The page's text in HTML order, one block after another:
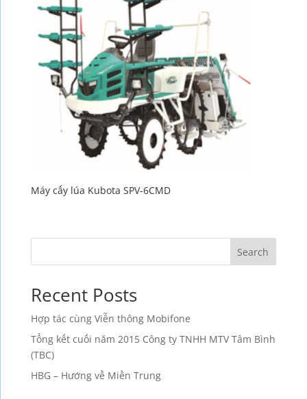
Máy cấy lúa Kubota SPV-6CMD
Search
Recent Posts
Hợp tác cùng Viễn thông Mobifone
Tổng kết cuối năm 2015 Công ty TNHH MTV Tâm Bình
(TBC)
HBG – Hướng về Miền Trung